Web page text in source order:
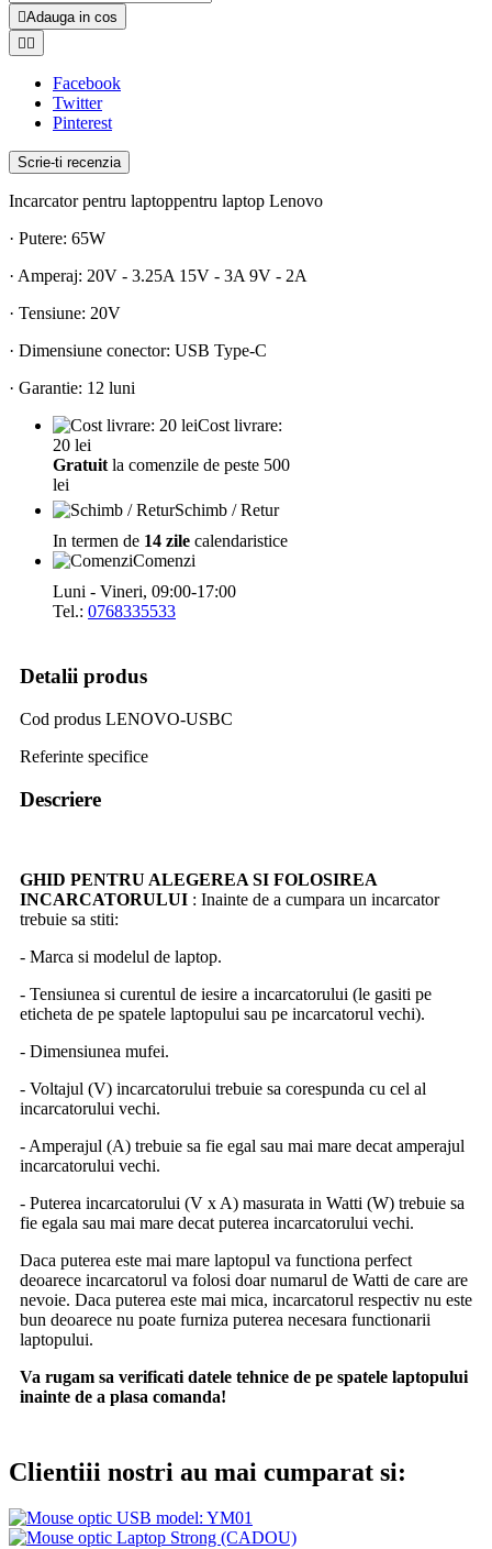
Adauga in cos
 
Facebook
Twitter
Pinterest
Scrie-ti recenzia
Incarcator pentru laptoppentru laptop Lenovo
· Putere: 65W
· Amperaj: 20V - 3.25A 15V - 3A 9V - 2A
· Tensiune: 20V
· Dimensiune conector: USB Type-C
· Garantie: 12 luni
Cost livrare:
20 lei
Gratuit la comenzile de peste 500
lei
Schimb / Retur
In termen de 14 zile calendaristice
Comenzi
Luni - Vineri, 09:00-17:00
Tel.: 0768335533
Detalii produs
Cod produs LENOVO-USBC
Referinte specifice
Descriere
GHID PENTRU ALEGEREA SI FOLOSIREA
INCARCATORULUI : Inainte de a cumpara un incarcator
trebuie sa stiti:
- Marca si modelul de laptop.
- Tensiunea si curentul de iesire a incarcatorului (le gasiti pe
eticheta de pe spatele laptopului sau pe incarcatorul vechi).
- Dimensiunea mufei.
- Voltajul (V) incarcatorului trebuie sa corespunda cu cel al
incarcatorului vechi.
- Amperajul (A) trebuie sa fie egal sau mai mare decat amperajul
incarcatorului vechi.
- Puterea incarcatorului (V x A) masurata in Watti (W) trebuie sa
fie egala sau mai mare decat puterea incarcatorului vechi.
Daca puterea este mai mare laptopul va functiona perfect
deoarece incarcatorul va folosi doar numarul de Watti de care are
nevoie. Daca puterea este mai mica, incarcatorul respectiv nu este
bun deoarece nu poate furniza puterea necesara functionarii
laptopului.
Va rugam sa verificati datele tehnice de pe spatele laptopului
inainte de a plasa comanda!
Clientiii nostri au mai cumparat si: